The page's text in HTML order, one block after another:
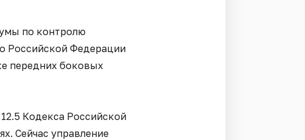
по контролю
Российской Федерации
передних боковых
Кодекса Российской
Сейчас управление